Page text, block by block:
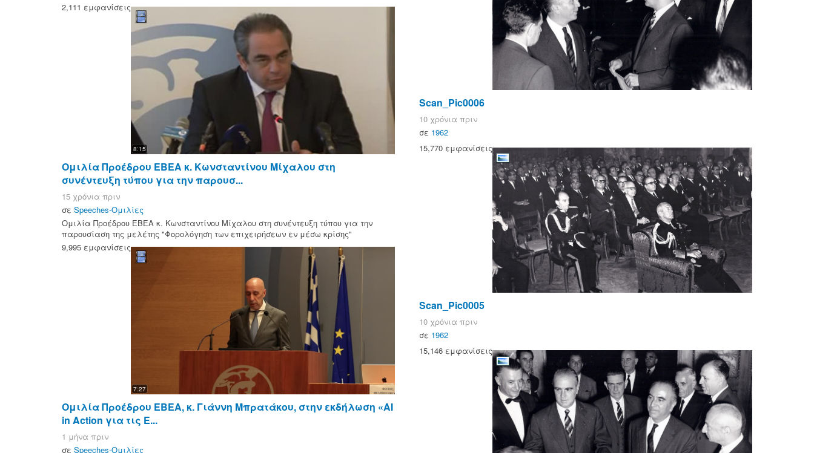
2,111 εμφανίσεις
8:15
Ομιλία Προέδρου ΕΒΕΑ κ. Κωνσταντίνου Μίχαλου στη
συνέντευξη τύπου για την παρουσ...
15 χρόνια πριν
σε Speeches-Ομιλίες
Ομιλία Προέδρου ΕΒΕΑ κ. Κωνσταντίνου Μίχαλου στη συνέντευξη τύπου για την
παρουσίαση της μελέτης "Φορολόγηση των επιχειρήσεων εν μέσω κρίσης"
9,995 εμφανίσεις
7:27
Ομιλία Προέδρου ΕΒΕΑ, κ. Γιάννη Μπρατάκου, στην εκδήλωση «AI
in Action για τις Ε...
1 μήνα πριν
σε Speeches-Ομιλίες
Scan_Pic0006
10 χρόνια πριν
σε 1962
15,770 εμφανίσεις
Scan_Pic0005
10 χρόνια πριν
σε 1962
15,146 εμφανίσεις